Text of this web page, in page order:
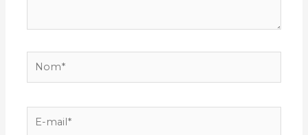
mail*